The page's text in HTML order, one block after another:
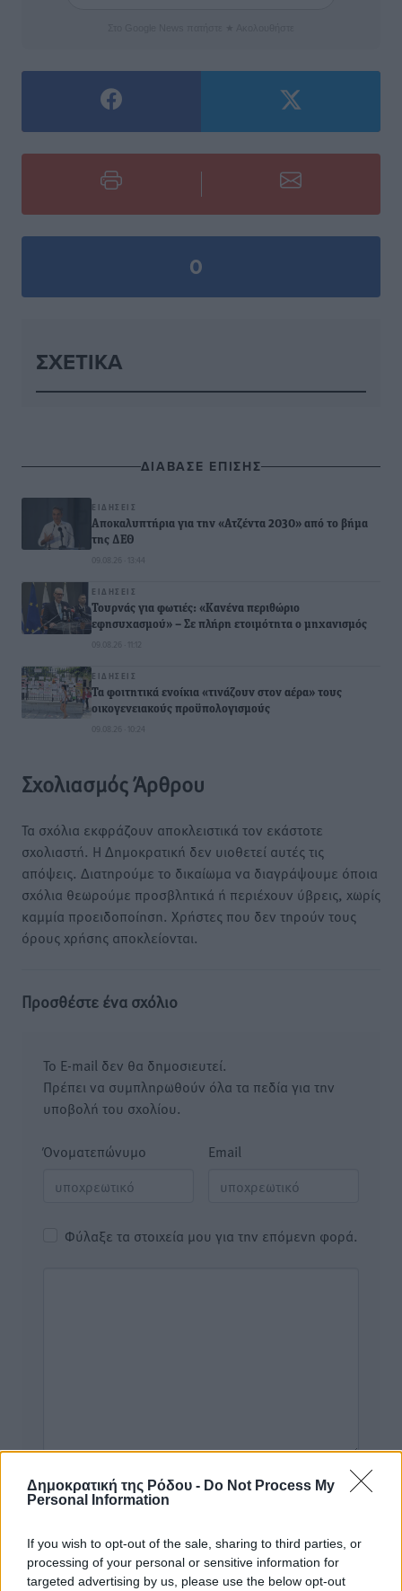
Δημοκρατική της Ρόδου - Do Not Process My
Personal Information
If you wish to opt-out of the sale, sharing to third parties, or
processing of your personal or sensitive information for
targeted advertising by us, please use the below opt-out
0
ΣΧΕΤΙΚΆ
ΔΙΑΒΑΣΕ ΕΠΙΣΗΣ
ΕΙΔΉΣΕΙΣ
Αποκαλυπτήρια για την «Ατζέντα 2030» από το βήμα
της ΔΕΘ
09.08.26 · 13:44
ΕΙΔΉΣΕΙΣ
Τουρνάς για φωτιές: «Κανένα περιθώριο
εφησυχασμού» – Σε πλήρη ετοιμότητα ο μηχανισμός
09.08.26 · 11:12
ΕΙΔΉΣΕΙΣ
Τα φοιτητικά ενοίκια «τινάζουν στον αέρα» τους
οικογενειακούς προϋπολογισμούς
09.08.26 · 10:24
Σχολιασμός Άρθρου
Τα σχόλια εκφράζουν αποκλειστικά τον εκάστοτε
σχολιαστή. Η Δημοκρατική δεν υιοθετεί αυτές τις
απόψεις. Διατηρούμε το δικαίωμα να διαγράψουμε όποια
σχόλια θεωρούμε προσβλητικά ή περιέχουν ύβρεις, χωρίς
καμμία προειδοποίηση. Χρήστες που δεν τηρούν τους
όρους χρήσης αποκλείονται.
Προσθέστε ένα σχόλιο
Το E-mail δεν θα δημοσιευτεί.
Πρέπει να συμπληρωθούν όλα τα πεδία για την
υποβολή του σχολίου.
Όνοματεπώνυμο Email
Φύλαξε τα στοιχεία μου για την επόμενη φορά.
Υπενθύμιση: